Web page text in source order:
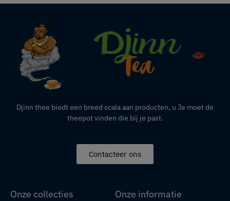
Djinn thee biedt een breed scala aan producten, u Je moet de
theepot vinden die bij je past.
Contacteer ons
Onze collecties Onze informatie